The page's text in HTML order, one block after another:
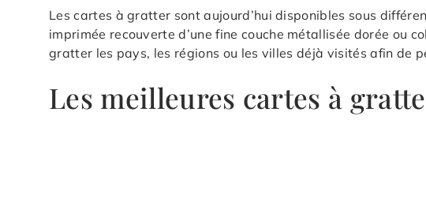
Les cartes à gratter sont aujourd’hui disponibles sous
imprimée recouverte d’une fine couche métallisée dorée ou
gratter les pays, les régions ou les villes déjà visités afin de
Les meilleures cartes à